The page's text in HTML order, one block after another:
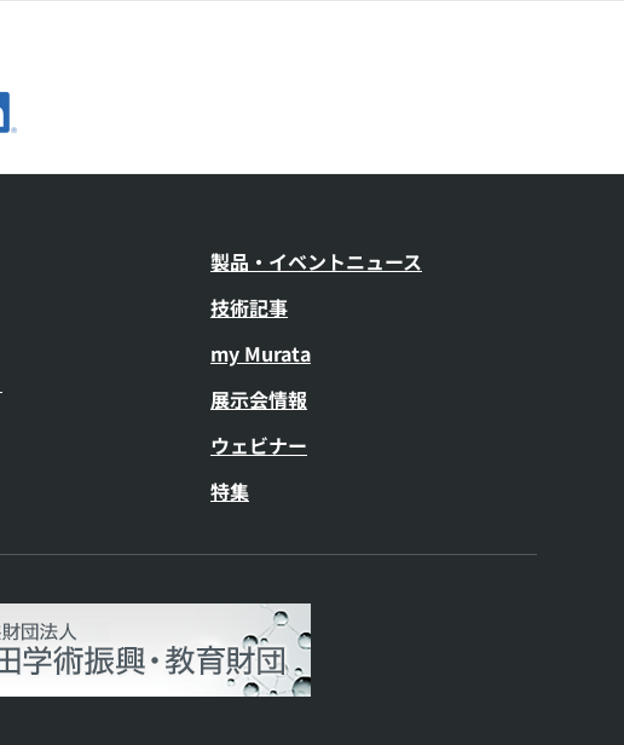
製品・イベントニュース
技術記事
my Murata
展示会情報
ウェビナー
特集